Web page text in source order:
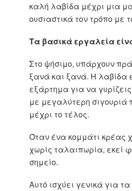
καλή λαβίδα μέχρι μια
ουσιαστικά τον τρόπο με
Τα βασικά εργαλεία
Στο ψήσιμο, υπάρχουν
ξανά και ξανά. Η λαβίδα
εξάρτημα για να
με μεγαλύτερη σιγουριά
μέχρι το τέλος.
Όταν ένα κομμάτι κρέας
χωρίς ταλαιπωρία, εκεί
σημείο.
Αυτό ισχύει γενικά για